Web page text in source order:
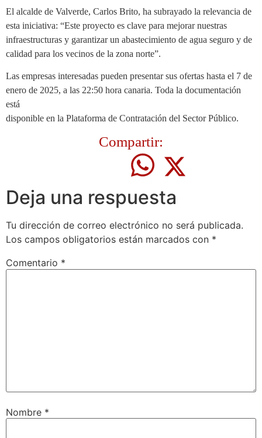
El alcalde de Valverde, Carlos Brito, ha subrayado la relevancia de
esta iniciativa: “Este proyecto es clave para mejorar nuestras
infraestructuras y garantizar un abastecimiento de agua seguro y de
calidad para los vecinos de la zona norte”.
Las empresas interesadas pueden presentar sus ofertas hasta el 7 de
enero de 2025, a las 22:50 hora canaria. Toda la documentación
está
disponible en la Plataforma de Contratación del Sector Público.
Compartir:
Deja una respuesta
Tu dirección de correo electrónico no será publicada.
Los campos obligatorios están marcados con *
Comentario *
Nombre *